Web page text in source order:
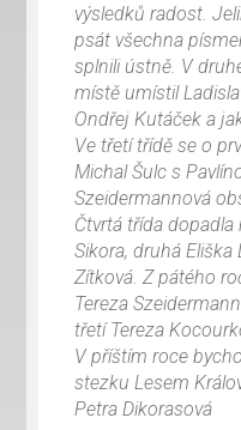
výsledků radost.
psát všechna
splnili ústně. V
místě umístil
Ondřej Kutáček a
Ve třetí třídě se o
Michal Šulc s
Szeidermannová
Čtvrtá třída dopadla
Sikora, druhá Eliška
Zítková. Z pátého
Tereza
třetí Tereza
V příštím roce
stezku Lesem
Petra Dikorasová